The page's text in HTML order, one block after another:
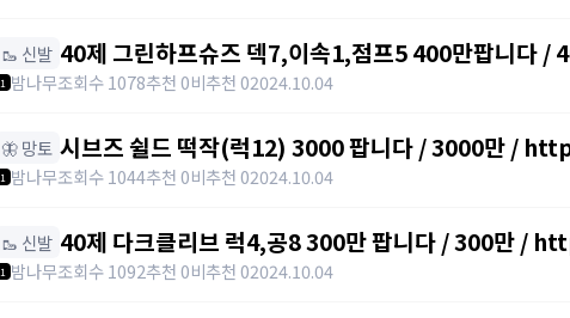
🥾 신발 40제 그린하프슈즈 덱7,이속1,점프5 400만팝
category=10&id=1355026
1 밤나무조회수 1078추천 0비추천 02024.10.04
🦋 망토 시브즈 쉴드 떡작(럭12) 3000 팝니다 / 3000만
category=10&id=1355026
1 밤나무조회수 1044추천 0비추천 02024.10.04
🥾 신발 40제 다크클리브 럭4,공8 300만 팝니다 / 300
category=10&id=1355026
1 밤나무조회수 1092추천 0비추천 02024.10.04